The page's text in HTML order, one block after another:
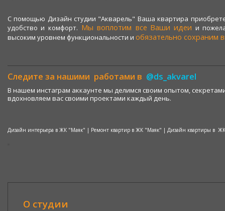
С помощью Дизайн студии "Акварель" Ваша квартира
удобство и комфорт. Мы воплотим все Ваши идеи и
высоким уровнем функциональности и обязательно сохраним
Следите за нашими работами в @ds_akvarel
В нашем инстаграм аккаунте мы делимся своим опытом,
вдохновляем вас своими проектами каждый день.
Дизайн интерьера в ЖК "Маяк" | Ремонт квартир в ЖК "Маяк" | Дизайн квартиры в
О студии